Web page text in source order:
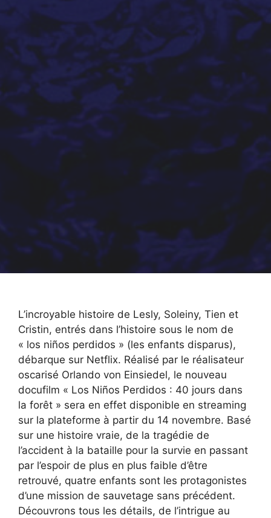
L’incroyable histoire de Lesly, Soleiny, Tien et
Cristin, entrés dans l’histoire sous le nom de
« los niños perdidos » (les enfants disparus),
débarque sur Netflix. Réalisé par le réalisateur
oscarisé Orlando von Einsiedel, le nouveau
docufilm « Los Niños Perdidos : 40 jours dans
la forêt » sera en effet disponible en streaming
sur la plateforme à partir du 14 novembre. Basé
sur une histoire vraie, de la tragédie de
l’accident à la bataille pour la survie en passant
par l’espoir de plus en plus faible d’être
retrouvé, quatre enfants sont les protagonistes
d’une mission de sauvetage sans précédent.
Découvrons tous les détails, de l’intrigue au